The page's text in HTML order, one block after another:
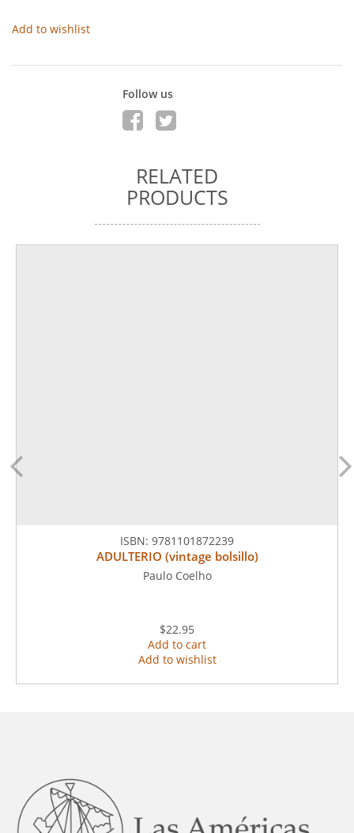
Add to wishlist
Follow us
RELATED
PRODUCTS
ISBN: 9781101872239
ADULTERIO (vintage bolsillo)
Paulo Coelho
$22.95
Add to cart
Add to wishlist